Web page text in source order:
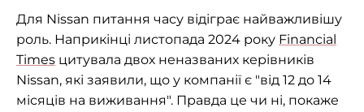
Для Nissan питання часу відіграє найважливішу
роль. Наприкінці листопада 2024 року Financial
Times цитувала двох неназваних керівників
Nissan, які заявили, що у компанії є "від 12 до 14
місяців на виживання". Правда це чи ні, покаже